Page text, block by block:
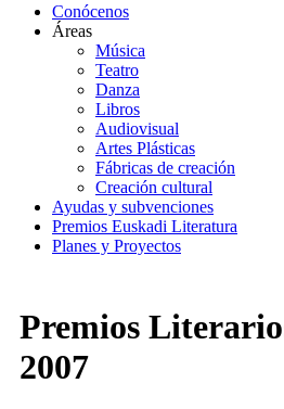
Conócenos
Áreas
Música
Teatro
Danza
Libros
Audiovisual
Artes Plásticas
Fábricas de creación
Creación cultural
Ayudas y subvenciones
Premios Euskadi Literatura
Planes y Proyectos
Premios
2007